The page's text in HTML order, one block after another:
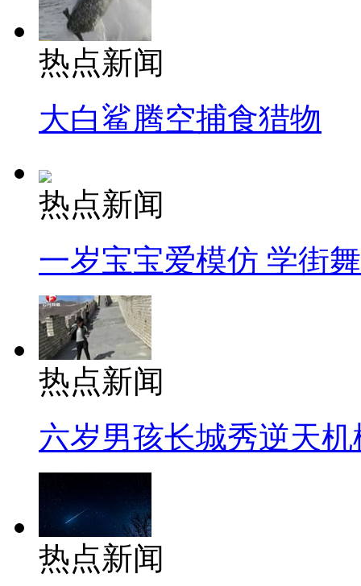
热点新闻
大白鲨腾空捕食猎物
热点新闻
一岁宝宝爱模仿 学街
热点新闻
六岁男孩长城秀逆天机
热点新闻